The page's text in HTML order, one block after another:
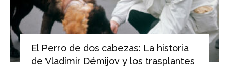
El Perro de dos cabezas: La historia
de Vladímir Démijov y los trasplantes